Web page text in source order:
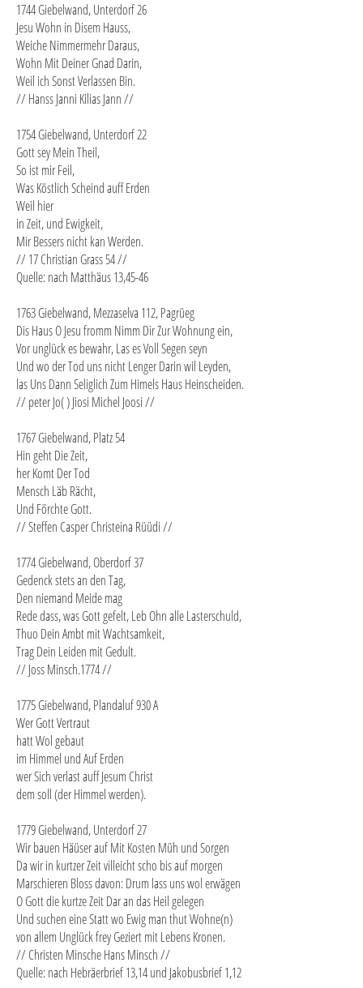
1744 Giebelwand, Unterdorf 26
Jesu Wohn in Disem Hauss,
Weiche Nimmermehr Daraus,
Wohn Mit Deiner Gnad Darin,
Weil ich Sonst Verlassen Bin.
// Hanss Janni Kilias Jann //
1754 Giebelwand, Unterdorf 22
Gott sey Mein Theil,
So ist mir Feil,
Was Köstlich Scheind auff Erden
Weil hier
in Zeit, und Ewigkeit,
Mir Bessers nicht kan Werden.
// 17 Christian Grass 54 //
Quelle: nach Matthäus 13,45-46
1763 Giebelwand, Mezzaselva 112, Pagrüeg
Dis Haus O Jesu fromm Nimm Dir Zur Wohnung ein,
Vor unglück es bewahr, Las es Voll Segen seyn
Und wo der Tod uns nicht Lenger Darin wil Leyden,
las Uns Dann Seliglich Zum Himels Haus Heinscheiden.
// peter Jo( ) Jiosi Michel Joosi //
1767 Giebelwand, Platz 54
Hin geht Die Zeit,
her Komt Der Tod
Mensch Läb Rächt,
Und Förchte Gott.
// Steffen Casper Christeina Rüüdi //
1774 Giebelwand, Oberdorf 37
Gedenck stets an den Tag,
Den niemand Meide mag
Rede dass, was Gott gefelt, Leb Ohn alle Lasterschuld,
Thuo Dein Ambt mit Wachtsamkeit,
Trag Dein Leiden mit Gedult.
// Joss Minsch.1774 //
1775 Giebelwand, Plandaluf 930 A
Wer Gott Vertraut
hatt Wol gebaut
im Himmel und Auf Erden
wer Sich verlast auff Jesum Christ
dem soll (der Himmel werden).
1779 Giebelwand, Unterdorf 27
Wir bauen Häüser auf Mit Kosten Müh und Sorgen
Da wir in kurtzer Zeit villeicht scho bis auf morgen
Marschieren Bloss davon: Drum lass uns wol erwägen
O Gott die kurtze Zeit Dar an das Heil gelegen
Und suchen eine Statt wo Ewig man thut Wohne(n)
von allem Unglück frey Geziert mit Lebens Kronen.
// Christen Minsche Hans Minsch //
Quelle: nach Hebräerbrief 13,14 und Jakobusbrief 1,12